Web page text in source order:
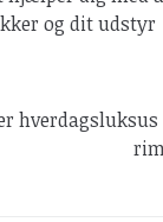
og dit udstyr